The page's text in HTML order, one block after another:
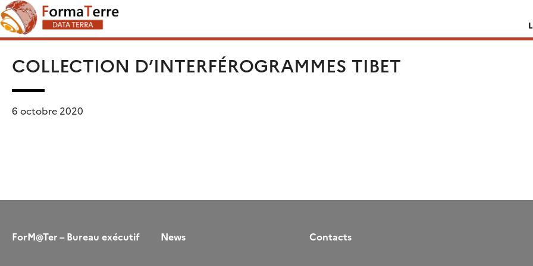
Skip
to
content
COLLECTION D’INTERFÉROGRAMMES TIBET
6 octobre 2020
ForM@Ter – Bureau exécutif News Contacts
Rechercher :